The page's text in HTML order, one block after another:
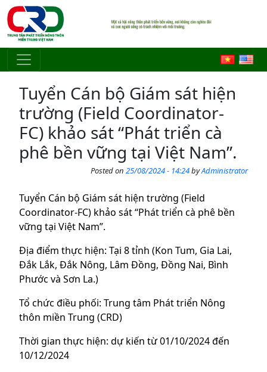
Skip to main content
Tuyển Cán bộ Giám sát hiện
trường (Field Coordinator-
FC) khảo sát “Phát triển cà
phê bền vững tại Việt Nam”.
Posted on 25/08/2024 - 14:24byAdministrator
Tuyển Cán bộ Giám sát hiện trường (Field
Coordinator-FC) khảo sát “Phát triển cà phê bền
vững tại Việt Nam”.
Địa điểm thực hiện: Tại 8 tỉnh (Kon Tum, Gia Lai,
Đắk Lắk, Đắk Nông, Lâm Đồng, Đồng Nai, Bình
Phước và Sơn La.)
Tổ chức điều phối: Trung tâm Phát triển Nông
thôn miền Trung (CRD)
Thời gian thực hiện: dự kiến từ 01/10/2024 đến
10/12/2024